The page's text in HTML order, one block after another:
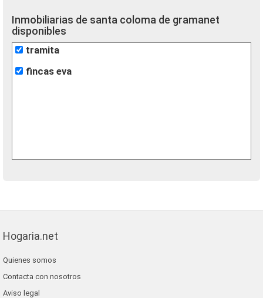
Inmobiliarias de santa coloma de gramanet
disponibles
tramita
fincas eva
Hogaria.net
Quienes somos
Contacta con nosotros
Aviso legal